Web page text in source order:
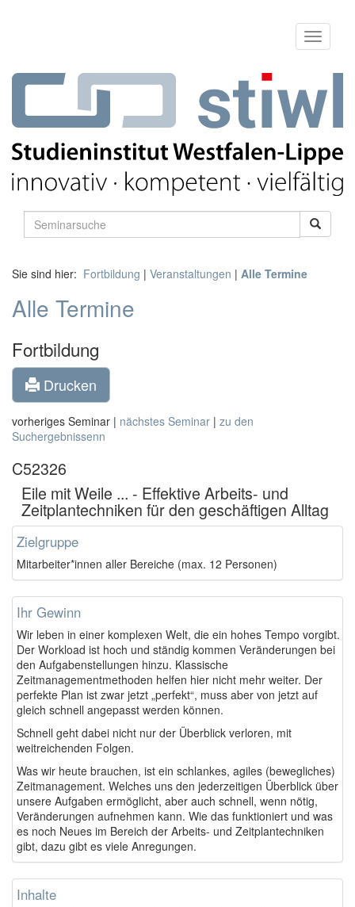
Sie sind hier: Fortbildung | Veranstaltungen | Alle Termine
Alle Termine
Fortbildung
Drucken
vorheriges Seminar | nächstes Seminar | zu den
Suchergebnissenn
C52326
Eile mit Weile ... - Effektive Arbeits- und
Zeitplantechniken für den geschäftigen Alltag
Zielgruppe
Mitarbeiter*innen aller Bereiche (max. 12 Personen)
Ihr Gewinn
Wir leben in einer komplexen Welt, die ein hohes Tempo vorgibt.
Der Workload ist hoch und ständig kommen Veränderungen bei
den Aufgabenstellungen hinzu. Klassische
Zeitmanagementmethoden helfen hier nicht mehr weiter. Der
perfekte Plan ist zwar jetzt „perfekt“, muss aber von jetzt auf
gleich schnell angepasst werden können.
Schnell geht dabei nicht nur der Überblick verloren, mit
weitreichenden Folgen.
Was wir heute brauchen, ist ein schlankes, agiles (bewegliches)
Zeitmanagement. Welches uns den jederzeitigen Überblick über
unsere Aufgaben ermöglicht, aber auch schnell, wenn nötig,
Veränderungen aufnehmen kann. Wie das funktioniert und was
es noch Neues im Bereich der Arbeits- und Zeitplantechniken
gibt, dazu gibt es viele Anregungen.
Inhalte